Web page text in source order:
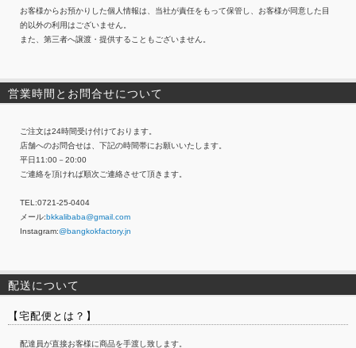
お客様からお預かりした個人情報は、当社が責任をもって保管し、お客様が同意した目
的以外の利用はございません。
また、第三者へ譲渡・提供することもございません。
営業時間とお問合せについて
ご注文は24時間受け付けております。
店舗へのお問合せは、下記の時間帯にお願いいたします。
平日11:00－20:00
ご連絡を頂ければ順次ご連絡させて頂きます。
TEL:0721-25-0404
メール:bkkalibaba@gmail.com
Instagram:@bangkokfactory.jn
配送について
【宅配便とは？】
配達員が直接お客様に商品を手渡し致します。